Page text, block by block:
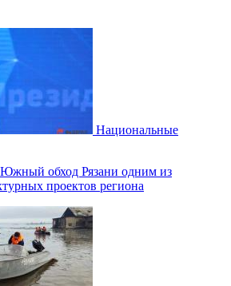
Национальные
обход Рязани одним из
проектов региона